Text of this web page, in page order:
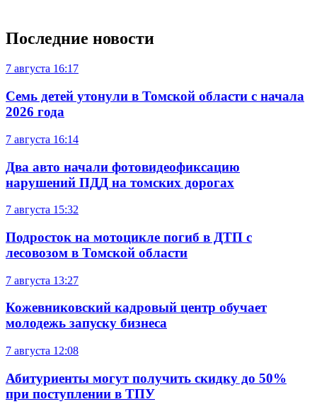
Последние новости
7 августа 16:17
Семь детей утонули в Томской области с начала
2026 года
7 августа 16:14
Два авто начали фотовидеофиксацию
нарушений ПДД на томских дорогах
7 августа 15:32
Подросток на мотоцикле погиб в ДТП с
лесовозом в Томской области
7 августа 13:27
Кожевниковский кадровый центр обучает
молодежь запуску бизнеса
7 августа 12:08
Абитуриенты могут получить скидку до 50%
при поступлении в ТПУ